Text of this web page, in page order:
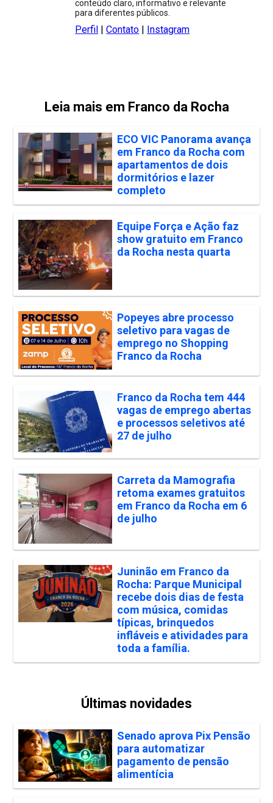
conteúdo claro, informativo e relevante
para diferentes públicos.
Perfil |Contato | Instagram
Leia mais em Franco da Rocha
ECO VIC Panorama avança
em Franco da Rocha com
apartamentos de dois
dormitórios e lazer
completo
Equipe Força e Ação faz
show gratuito em Franco
da Rocha nesta quarta
Popeyes abre processo
seletivo para vagas de
emprego no Shopping
Franco da Rocha
Franco da Rocha tem 444
vagas de emprego abertas
e processos seletivos até
27 de julho
Carreta da Mamografia
retoma exames gratuitos
em Franco da Rocha em 6
de julho
Juninão em Franco da
Rocha: Parque Municipal
recebe dois dias de festa
com música, comidas
típicas, brinquedos
infláveis e atividades para
toda a família.
Últimas novidades
Senado aprova Pix Pensão
para automatizar
pagamento de pensão
alimentícia